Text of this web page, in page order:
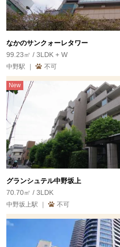
なかのサンクォーレタワー
99.23㎡ / 3LDK + W
中野駅 ｜ 不可
New
グランシュテル中野坂上
70.70㎡ / 3LDK
中野坂上駅 ｜ 不可